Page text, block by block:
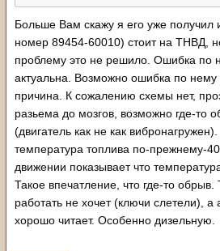
Больше Вам скажу я его уже получил
номер 89454-60010) стоит на ТНВД,
проблему это не решило. Ошибка по
актуальна. Возможно ошибка по нему
причина. К сожалению схемы нет,
разьема до мозгов, возможно где-то
(двигатель как не как
температура топлива по-прежнему-
движении показывает что
Такое впечатление, что где-то обрыв.
работать не хочет (ключи слетели), а
хорошо читает. Особенно дизельную.